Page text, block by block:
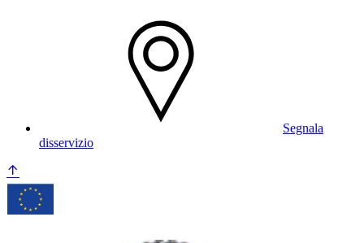
Segnala
disservizio